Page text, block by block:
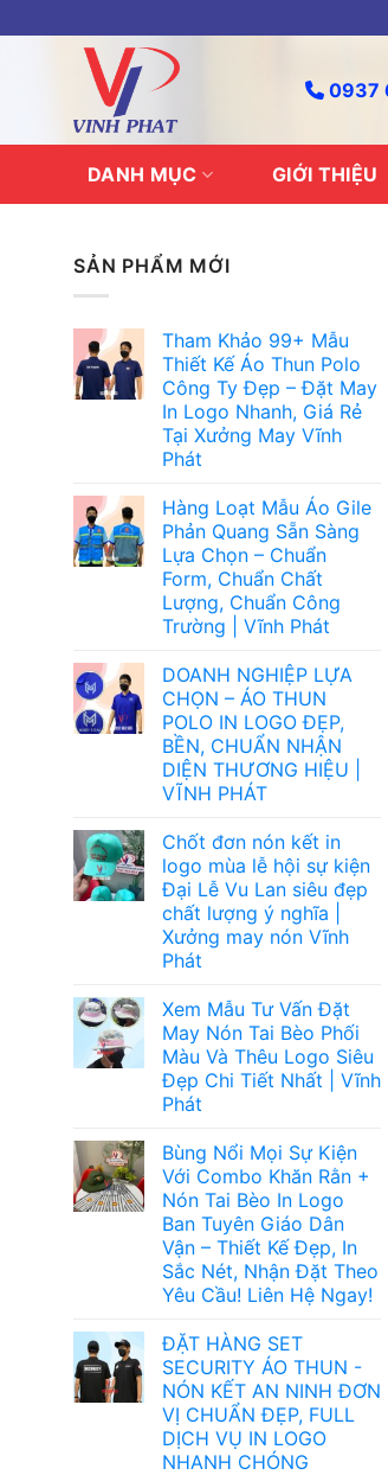
to
0937
DANH MỤC GIỚI THIỆU
SẢN PHẨM MỚI
Tham Khảo 99+ Mẫu
Thiết Kế Áo Thun Polo
Công Ty Đẹp – Đặt May
In Logo Nhanh, Giá Rẻ
Tại Xưởng May Vĩnh
Phát
Hàng Loạt Mẫu Áo Gile
Phản Quang Sẵn Sàng
Lựa Chọn – Chuẩn
Form, Chuẩn Chất
Lượng, Chuẩn Công
Trường | Vĩnh Phát
DOANH NGHIỆP LỰA
CHỌN – ÁO THUN
POLO IN LOGO ĐẸP,
BỀN, CHUẨN NHẬN
DIỆN THƯƠNG HIỆU |
VĨNH PHÁT
Chốt đơn nón kết in
logo mùa lễ hội sự kiện
Đại Lễ Vu Lan siêu đẹp
chất lượng ý nghĩa |
Xưởng may nón Vĩnh
Phát
Xem Mẫu Tư Vấn Đặt
May Nón Tai Bèo Phối
Màu Và Thêu Logo Siêu
Đẹp Chi Tiết Nhất | Vĩnh
Phát
Bùng Nổi Mọi Sự Kiện
Với Combo Khăn Rằn +
Nón Tai Bèo In Logo
Ban Tuyên Giáo Dân
Vận – Thiết Kế Đẹp, In
Sắc Nét, Nhận Đặt Theo
Yêu Cầu! Liên Hệ Ngay!
ĐẶT HÀNG SET
SECURITY ÁO THUN -
NÓN KẾT AN NINH ĐƠN
VỊ CHUẨN ĐẸP, FULL
DỊCH VỤ IN LOGO
NHANH CHÓNG